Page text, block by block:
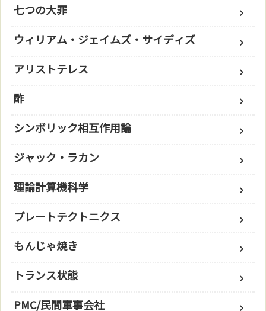
七つの大罪
ウィリアム・ジェイムズ・サイディズ
アリストテレス
酢
シンボリック相互作用論
ジャック・ラカン
理論計算機科学
プレートテクトニクス
もんじゃ焼き
トランス状態
PMC/民間軍事会社